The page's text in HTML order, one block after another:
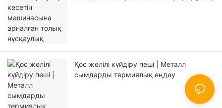
Қос желілі күйдіру пеші | Металл
сымдарды термиялық өңдеу